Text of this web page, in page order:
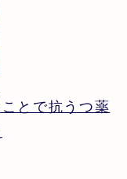
とで抗うつ薬